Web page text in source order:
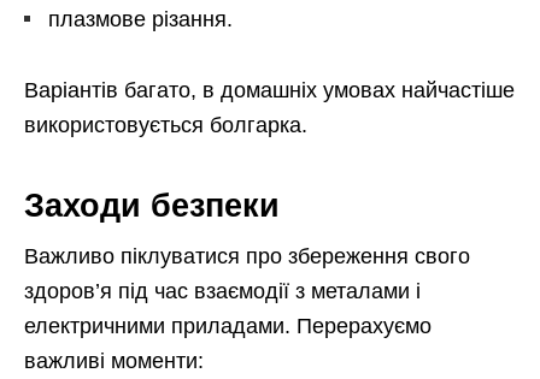
плазмове різання.
Варіантів багато, в домашніх умовах найчастіше
використовується болгарка.
Заходи безпеки
Важливо піклуватися про збереження свого
здоров’я під час взаємодії з металами і
електричними приладами. Перерахуємо
важливі моменти: